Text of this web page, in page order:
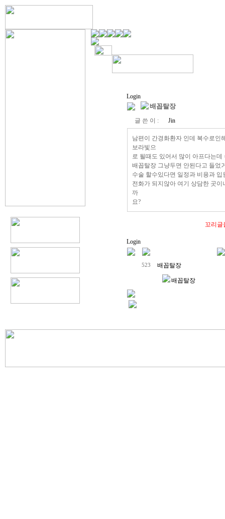
Login
배꼽탈장
글 쓴 이 : Jin
남편이 간경화환자 인데 복수로인
보라빛으
로 될때도 있어서 많이 아프다는데
배꼽탈장 그냥두면 안된다고 들었
수술 할수있다면 일정과 비용과
전화가 되지않아 여기 상담한 곳이
까
요?
꼬리글
Login
523 배꼽탈장
배꼽탈장